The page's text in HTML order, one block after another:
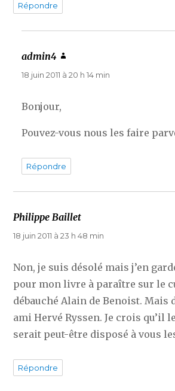
Répondre
admin4
18 juin 2011 à 20 h 14 min
Bonjour,
Pouvez-vous nous les faire
Répondre
Philippe Baillet
18 juin 2011 à 23 h 48 min
Non, je suis désolé mais j’en
pour mon livre à paraître sur le
débauché Alain de Benoist. Mais
ami Hervé Ryssen. Je crois qu’il
serait peut-être disposé à vous
Répondre